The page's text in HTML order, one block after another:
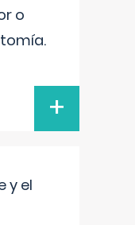
o
+
y el